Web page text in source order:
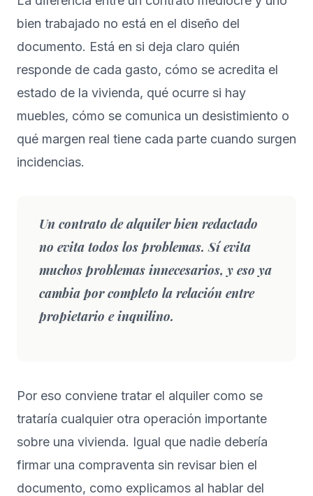
bien trabajado no está en el diseño del
documento. Está en si deja claro quién
responde de cada gasto, cómo se acredita el
estado de la vivienda, qué ocurre si hay
muebles, cómo se comunica un desistimiento o
qué margen real tiene cada parte cuando surgen
incidencias.
Un contrato de alquiler bien redactado
no evita todos los problemas. Sí evita
muchos problemas innecesarios, y eso ya
cambia por completo la relación entre
propietario e inquilino.
Por eso conviene tratar el alquiler como se
trataría cualquier otra operación importante
sobre una vivienda. Igual que nadie debería
firmar una compraventa sin revisar bien el
documento, como explicamos al hablar del